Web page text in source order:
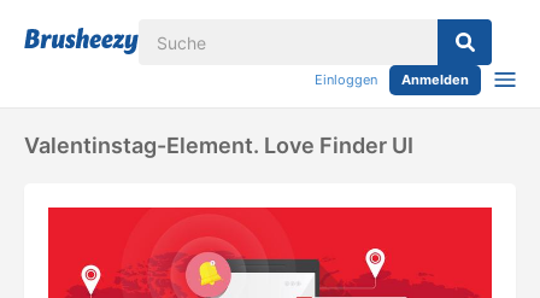
Einloggen Anmelden
Valentinstag-Element. Love Finder UI